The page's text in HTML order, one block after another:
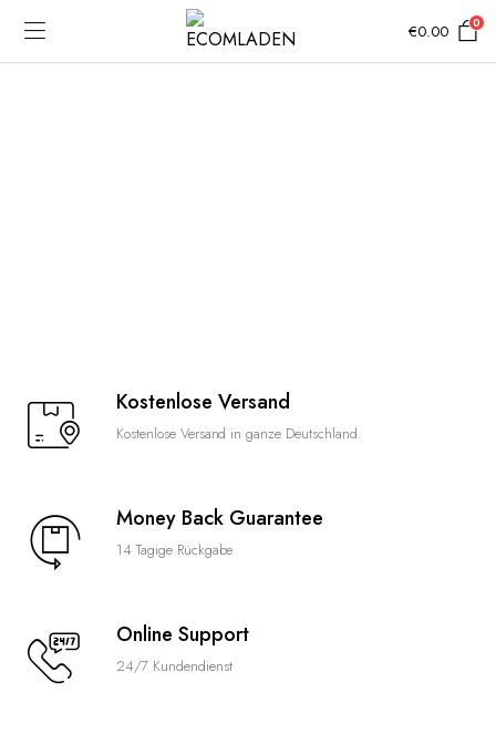
€0.00 0
Kostenlose Versand
Kostenlose Versand in ganze Deutschland.
Money Back Guarantee
14 Tagige Rückgabe
Online Support
24/7 Kundendienst